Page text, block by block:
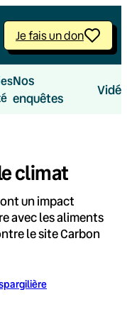
Je fais un don
Nos
enquêtes
climat
un impact
avec les aliments
le site Carbon